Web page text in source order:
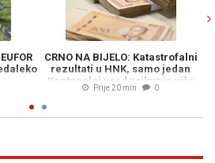
CRNO NA BIJELO: Katastrofalni
rezultati u HNK, samo jedan
Kantonalni ured prikupio više
poreza nego lani...
Prije 20 min 0